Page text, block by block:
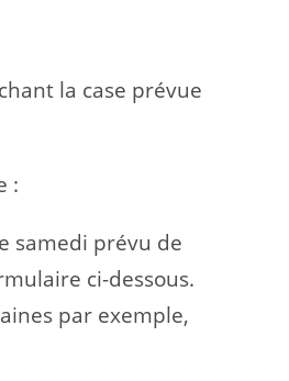
la case prévue
:
samedi prévu de
ci-dessous.
par exemple,